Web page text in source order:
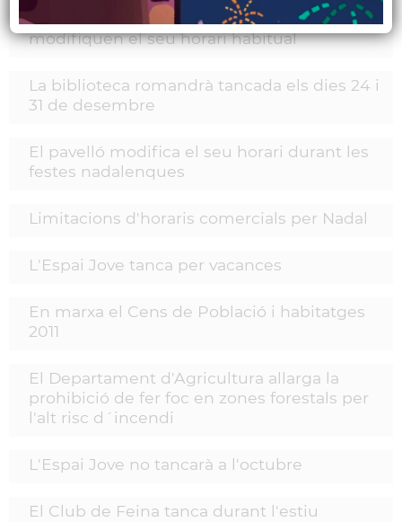
El Centre Cívic i el Casal de la Gent Gran
modifiquen el seu horari habitual
La biblioteca romandrà tancada els dies 24 i
31 de desembre
El pavelló modifica el seu horari durant les
festes nadalenques
Limitacions d'horaris comercials per Nadal
L'Espai Jove tanca per vacances
En marxa el Cens de Població i habitatges
2011
El Departament d'Agricultura allarga la
prohibició de fer foc en zones forestals per
l'alt risc d´incendi
L'Espai Jove no tancarà a l'octubre
El Club de Feina tanca durant l'estiu